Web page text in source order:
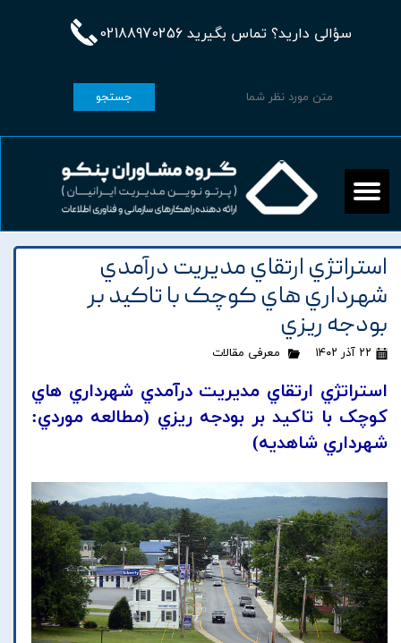
سؤالی دارید؟ تماس بگیرید 02188970256
جستجو
استراتژي ارتقاي مديريت درآمدي
شهرداري هاي کوچک با تاکيد بر
بودجه ريزي
۲۲ آذر ۱۴۰۲ معرفی مقالات
استراتژي ارتقاي مديريت درآمدي شهرداري هاي
کوچک با تاکيد بر بودجه ريزي (مطالعه موردي:
شهرداري شاهديه)